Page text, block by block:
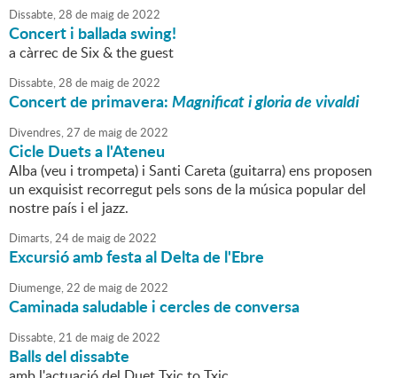
Dissabte,28 de maigde2022
Concert i ballada swing!
a càrrec de Six & the guest
Dissabte,28 de maigde2022
Concert de primavera:Magnificat i gloria de vivaldi
Divendres,27 de maigde2022
Cicle Duets a l'Ateneu
Alba (veu i trompeta) i Santi Careta (guitarra) ens proposen
un exquisist recorregut pels sons de la música popular del
nostre país i el jazz.
Dimarts,24de maigde2022
Excursió amb festa al Delta de l'Ebre
Diumenge,22 de maigde2022
Caminada saludable i cercles de conversa
Dissabte,21 de maigde2022
Balls del dissabte